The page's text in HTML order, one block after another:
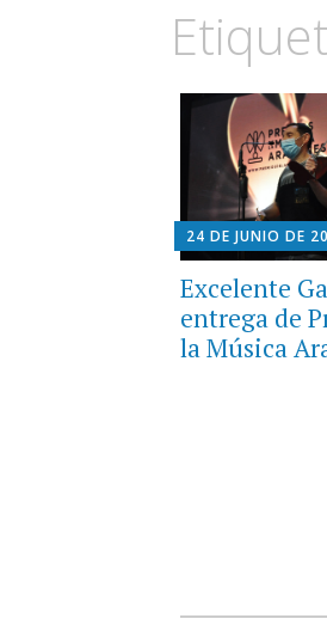
24 DE JUNIO DE
Excelente
entrega de
la Música